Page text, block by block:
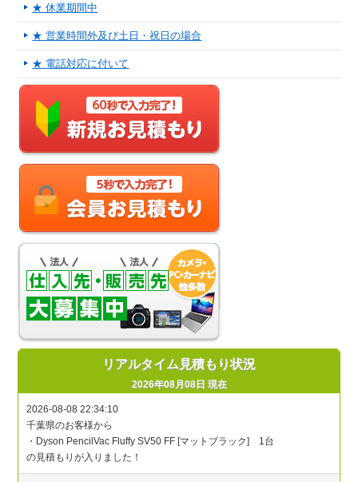
★ 休業期間中
★ 営業時間外及び土日・祝日の場合
★ 電話対応に付いて
リアルタイム見積もり状況
2026年08月08日 現在